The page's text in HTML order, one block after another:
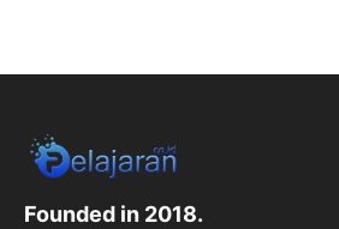
Founded in 2018.